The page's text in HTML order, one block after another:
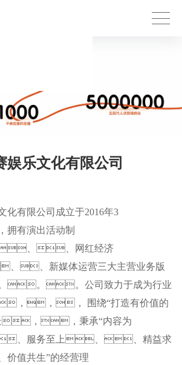
娱乐文化有限公司
化有限公司成立于2016年3
有演出活动制
、、网红经济
、新媒体运营三大主营业务版
。。公司致力于成为行业
，，， 围绕“打造有价值的
，，秉承“内容为
、服务至上、、精益求
共生”的经营理